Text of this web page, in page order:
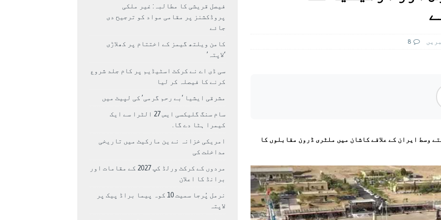
غیر ملکی پروڈکشنز پر مقامی مواد کو ترجیح دی جائے
8
وسط ایران کے علاقے کاشان میں ملٹری ڈرون مقابلوں کا
فیصل قریشی کا مطالبہ: غیر ملکی
پروڈکشنز پر مقامی مواد کو ترجیح دی
جائے
کامن ویلتھ گیمز کے اختتام پر کھلاڑی
‘لاپتہ’
سی ڈی اے نے کرکٹ اسٹیڈیم پر کام جلد شروع
کرنے کا فیصلہ کر لیا
مشرقی ایشیا ‘بے رحم گرمی’ کی لپیٹ میں
سام سنگ گلیکسی ایس 27 الٹرا سے ایک
کیمرا ہٹا دے گا.
امریکی خزانہ نے ین مارکیٹ میں تاریخی
مداخلت کی
مردوں کے کرکٹ ورلڈ کپ 2027 کے مقامات اور
برانڈ کا اعلان
نرمل پُرجا سمیت 10 کوہ پیما براڈ پیک پر
لاپتہ